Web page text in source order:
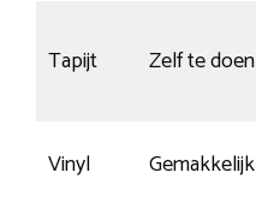
Tapijt Zelf te doen
Vinyl Gemakkelijk